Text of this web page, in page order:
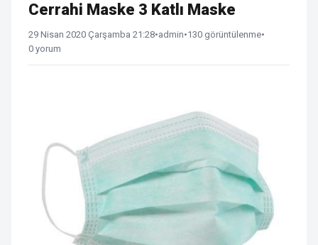
Cerrahi Maske 3 Katlı Maske
29 Nisan 2020 Çarşamba 21:28•admin•130 görüntülenme•
0 yorum